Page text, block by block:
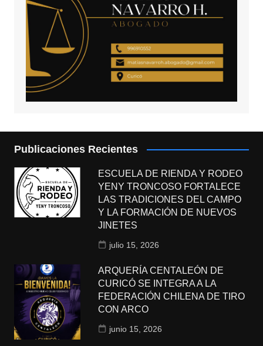
Publicaciones Recientes
ESCUELA DE RIENDA Y RODEO
YENY TRONCOSO FORTALECE
LAS TRADICIONES DEL CAMPO
Y LA FORMACIÓN DE NUEVOS
JINETES
julio 15, 2026
ARQUERÍA CENTALEÓN DE
CURICÓ SE INTEGRA A LA
FEDERACIÓN CHILENA DE TIRO
CON ARCO
junio 15, 2026